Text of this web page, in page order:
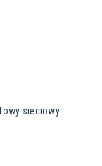
sieciowy